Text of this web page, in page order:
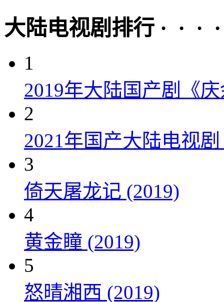
大陆电视剧排行 · · ·
1
2019年大陆国产剧《
2
2021年国产大陆电视
3
倚天屠龙记 (2019)
4
黄金瞳 (2019)
5
怒晴湘西 (2019)